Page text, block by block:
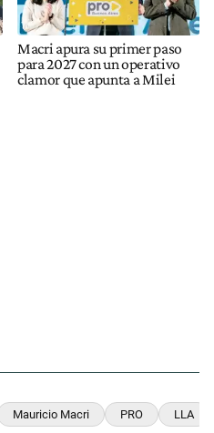
Macri apura su primer paso
para 2027 con un operativo
clamor que apunta a Milei
Mauricio Macri PRO LLA